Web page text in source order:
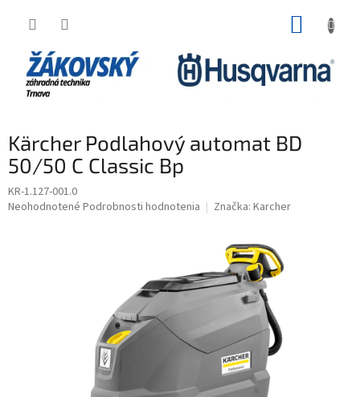
Kärcher Podlahový automat BD
50/50 C Classic Bp
KR-1.127-001.0
Priemerné hodnotenie produktu je 0,0 z 5 hviezdičiek.
Neohodnotené Podrobnosti hodnotenia Značka: Karcher